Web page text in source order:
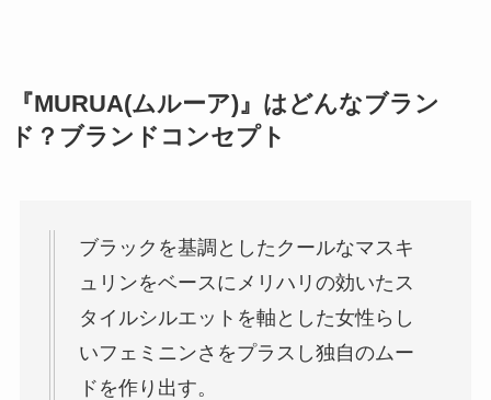
『MURUA(ムルーア)』はどんなブラン
ド？ブランドコンセプト
ブラックを基調としたクールなマスキ
ュリンをベースにメリハリの効いたス
タイルシルエットを軸とした女性らし
いフェミニンさをプラスし独自のムー
ドを作り出す。